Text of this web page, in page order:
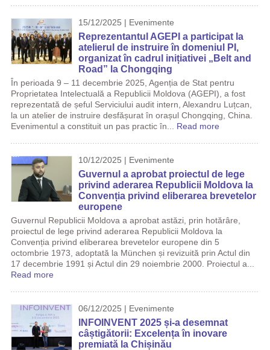
15/12/2025 | Evenimente
Reprezentantul AGEPI a participat la
atelierul de instruire în domeniul PI,
organizat în cadrul inițiativei „Belt and
Road” la Chongqing
În perioada 9 – 11 decembrie 2025, Agenția de Stat pentru
Proprietatea Intelectuală a Republicii Moldova (AGEPI), a fost
reprezentată de șeful Serviciului audit intern, Alexandru Luțcan,
la un atelier de instruire desfășurat în orașul Chongqing, China.
Evenimentul a constituit un pas practic în... Read more
10/12/2025 | Evenimente
Guvernul a aprobat proiectul de lege
privind aderarea Republicii Moldova la
Convenția privind eliberarea brevetelor
europene
Guvernul Republicii Moldova a aprobat astăzi, prin hotărâre,
proiectul de lege privind aderarea Republicii Moldova la
Convenția privind eliberarea brevetelor europene din 5
octombrie 1973, adoptată la München și revizuită prin Actul din
17 decembrie 1991 și Actul din 29 noiembrie 2000. Proiectul a...
Read more
06/12/2025 | Evenimente
INFOINVENT 2025 și-a desemnat
câștigătorii: Excelența în inovare
premiată la Chișinău